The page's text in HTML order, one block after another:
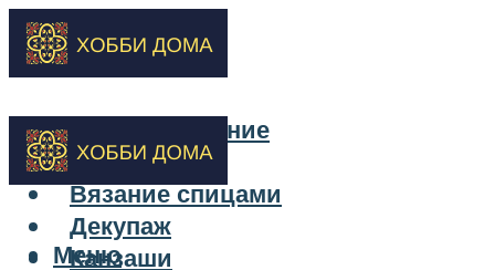
Бисероплетение
Вышивка
Вязание спицами
Декупаж
Канзаши
Меню